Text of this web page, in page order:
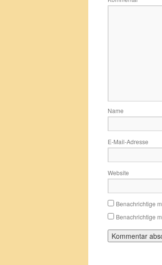
Name
E-Mail-Adresse
Website
Benachrichtige
Benachrichtige